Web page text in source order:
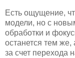
Есть ощущение,
модели, но с
обработки и
останется тем же,
за счет перехода